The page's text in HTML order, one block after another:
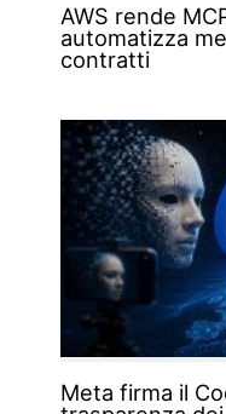
AWS rende
automatizza
contratti
Meta firma il